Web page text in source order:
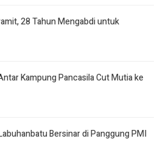
28 Tahun Mengabdi untuk
Kampung Pancasila Cut Mutia ke
Bersinar di Panggung PMI